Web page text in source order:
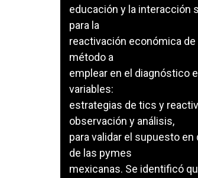
educación y la interacción
para la
reactivación económica
método a
emplear en el diagnóstico
variables:
estrategias de tics y
observación y análisis,
para validar el supuesto
de las pymes
mexicanas. Se identificó